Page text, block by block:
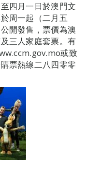
四月一日於澳門文
周一起（二月五
開發售，票價為澳
三人家庭套票。有
或致
票熱線二八四零零